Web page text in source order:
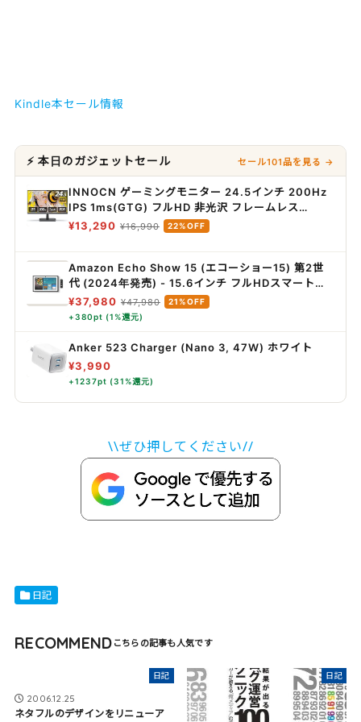
Kindle本セール情報
⚡ 本日のガジェットセール セール101品を見る →
INNOCN ゲーミングモニター 24.5インチ 200Hz
IPS 1ms(GTG) フルHD 非光沢 フレームレス
PS5/Xbox対応 Adaptive-Sync VESA100×100
¥13,290 ¥16,990 22%OFF
Amazon Echo Show 15 (エコーショー15) 第2世
代 (2024年発売) - 15.6インチ フルHDスマートデ
ィスプレイ with Alexa、Fire TV機能搭載、Alexa
対応音声認識リモコン同梱
¥37,980 ¥47,980
21%OFF
+380pt (1%還元)
Anker 523 Charger (Nano 3, 47W) ホワイト
¥3,990
+1237pt (31%還元)
\\ぜひ押してください//
日記
RECOMMEND
日記
2006.12.25
ネタフルのデザインをリニューア
日記